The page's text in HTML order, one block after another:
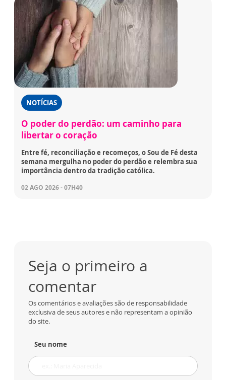
NOTÍCIAS
O poder do perdão: um caminho para
libertar o coração
Entre fé, reconciliação e recomeços, o Sou de Fé desta
semana mergulha no poder do perdão e relembra sua
importância dentro da tradição católica.
02 AGO 2026 - 07H40
Seja o primeiro a
comentar
Os comentários e avaliações são de responsabilidade
exclusiva de seus autores e não representam a opinião
do site.
Seu nome